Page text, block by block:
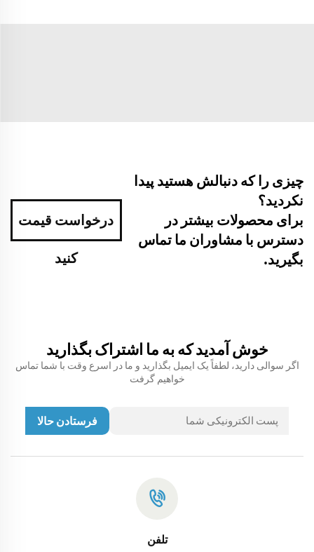
چیزی را که دنبالش هستید پیدا
نکردید؟
برای محصولات بیشتر در
دسترس با مشاوران ما تماس
بگیرید.
درخواست قیمت
کنید
خوش آمدید که به ما اشتراک بگذارید
اگر سوالی دارید، لطفاً یک ایمیل بگذارید و ما در اسرع وقت با شما تماس
خواهیم گرفت
فرستادن حالا
تلفن